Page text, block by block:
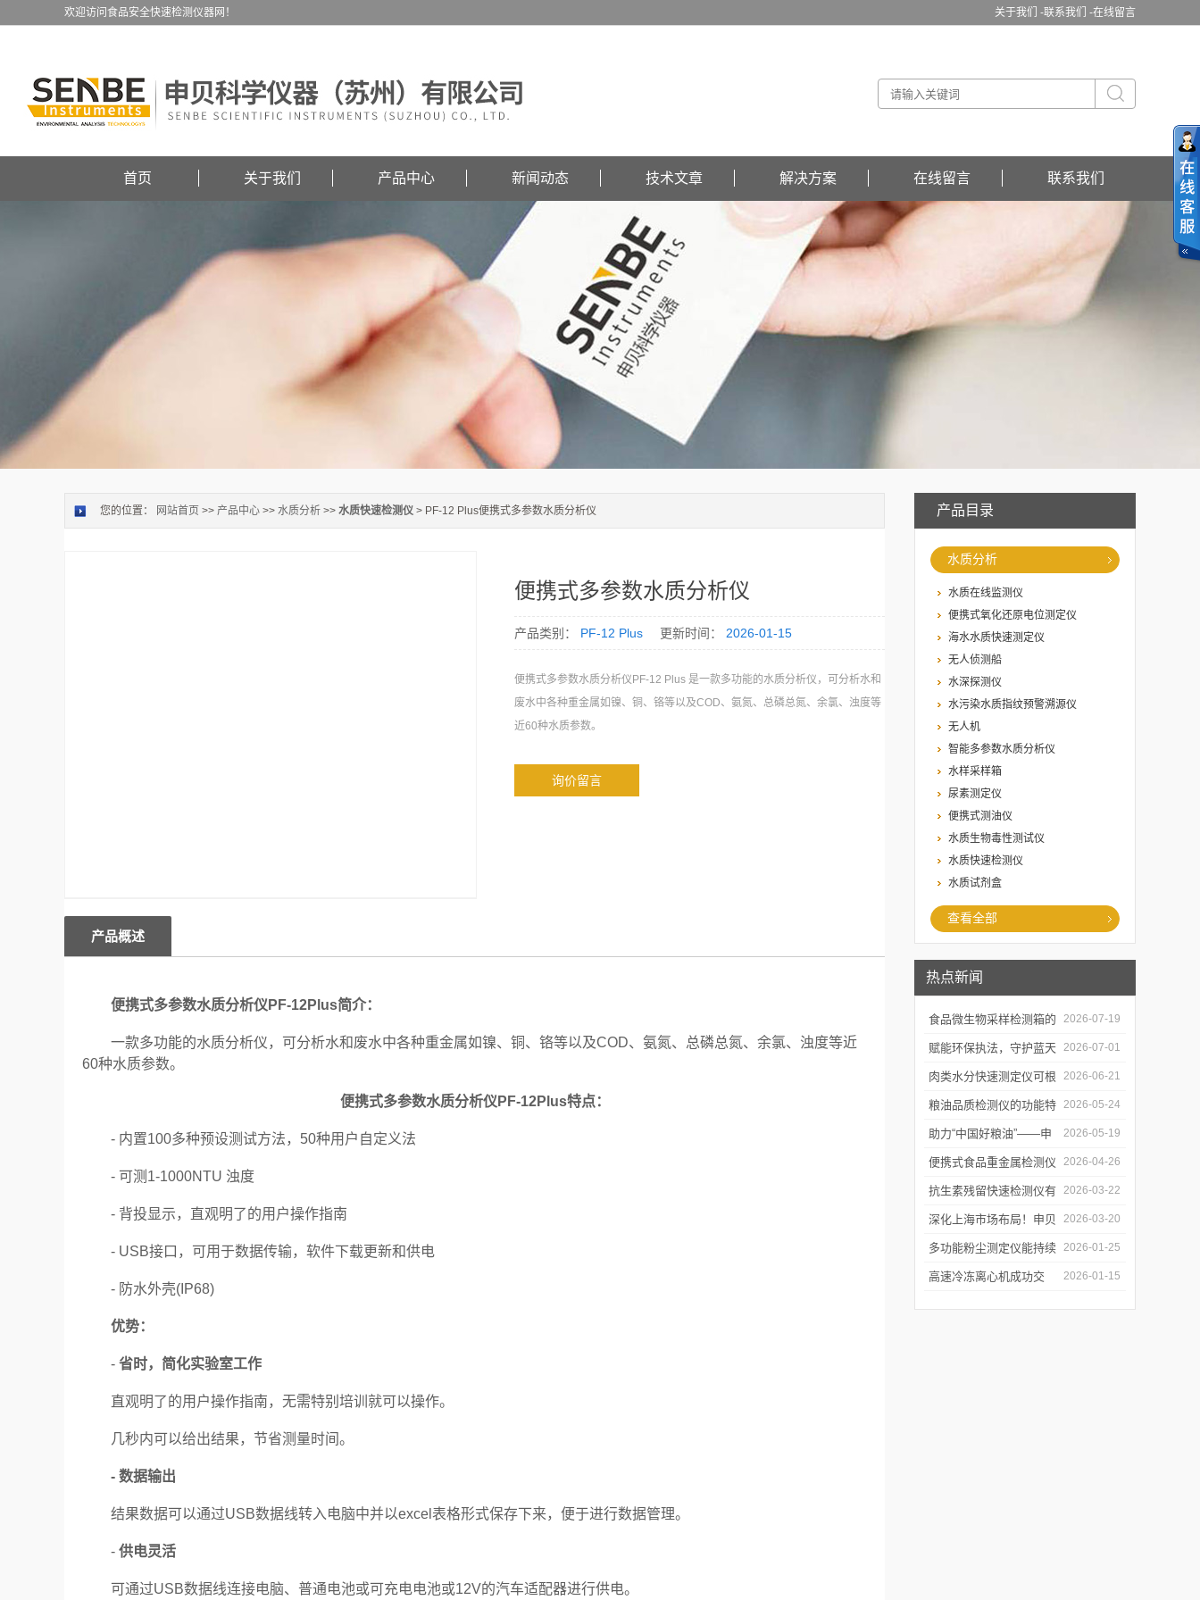
关于我们 -联系我们 -在线留言
欢迎访问食品安全快速检测仪器网！
首页 关于我们 产品中心 新闻动态 技术文章 解决方案 在线留言 联系我们
产品目录
水质分析
水质在线监测仪
便携式氧化还原电位测定仪
海水水质快速测定仪
无人侦测船
水深探测仪
水污染水质指纹预警溯源仪
无人机
智能多参数水质分析仪
水样采样箱
尿素测定仪
便携式测油仪
水质生物毒性测试仪
水质快速检测仪
水质试剂盒
查看全部
热点新闻
食品微生物采样检测箱的
结构功能及具体使用流程
介绍
2026-07-19
赋能环保执法，守护蓝天
白云——粉尘测定仪成功
交付某市生态环境执法支
队
2026-07-01
肉类水分快速测定仪可根
据不同肉品的特性切换对
应检测模式
2026-06-21
粮油品质检测仪的功能特
点及优势体现
2026-05-24
助力“中国好粮油”——申
贝科学仪器粮油检测仪器
整装发往粮油站
2026-05-19
便携式食品重金属检测仪
有哪些特点值得选择？
2026-04-26
抗生素残留快速检测仪有
哪些优势值得选择？
2026-03-22
深化上海市场布局！申贝
科学仪器水质在线监测仪
成功签约沪上客户
2026-03-20
多功能粉尘测定仪能持续
监测粉尘浓度，实时显示
2026-01-25
高速冷冻离心机成功交 2026-01-15
您的位置： 网站首页 >> 产品中心 >> 水质分析 >> 水质快速检测仪 > PF-12 Plus便携式多参数水质分析仪
便携式多参数水质分析仪
产品类别： PF-12 Plus 更新时间： 2026-01-15
便携式多参数水质分析仪PF-12 Plus 是一款多功能的水质分析仪，可分析水和
废水中各种重金属如镍、铜、铬等以及COD、氨氮、总磷总氮、余氯、浊度等
近60种水质参数。
询价留言
产品概述
便携式多参数水质分析仪PF-12Plus简介：
一款多功能的水质分析仪，可分析水和废水中各种重金属如镍、铜、铬等以及COD、氨氮、总磷总氮、余氯、浊度等近
60种水质参数。
便携式多参数水质分析仪PF-12Plus特点：
- 内置100多种预设测试方法，50种用户自定义法
- 可测1-1000NTU 浊度
- 背投显示，直观明了的用户操作指南
- USB接口，可用于数据传输，软件下载更新和供电
- 防水外壳(IP68)
优势：
- 省时，简化实验室工作
直观明了的用户操作指南，无需特别培训就可以操作。
几秒内可以给出结果，节省测量时间。
- 数据输出
结果数据可以通过USB数据线转入电脑中并以excel表格形式保存下来，便于进行数据管理。
- 供电灵活
可通过USB数据线连接电脑、普通电池或可充电电池或12V的汽车适配器进行供电。